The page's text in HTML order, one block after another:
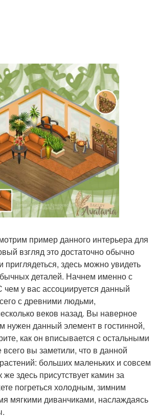
пример данного интерьера для
взгляд это достаточно обычно
приглядеться, здесь можно увидеть
деталей. Начнем именно с
чем у вас ассоциируется данный
с древними людьми,
веков назад. Вы наверное
нужен данный элемент в гостинной,
как он вписывается с остальными
вы заметили, что в данной
больших маленьких и совсем
здесь присутствует камин за
погреться холодным, зимним
мягкими диванчиками, наслаждаясь